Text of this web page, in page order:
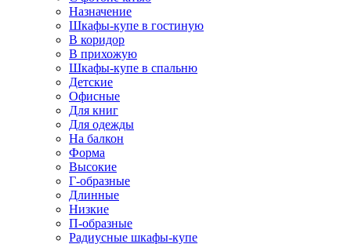
Назначение
Шкафы-купе в гостиную
В коридор
В прихожую
Шкафы-купе в спальню
Детские
Офисные
Для книг
Для одежды
На балкон
Форма
Высокие
Г-образные
Длинные
Низкие
П-образные
Радиусные шкафы-купе